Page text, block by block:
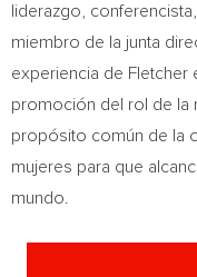
liderazgo,
miembro de la junta
experiencia de Fletcher
promoción del rol de la
propósito común de la
mujeres para que
mundo.